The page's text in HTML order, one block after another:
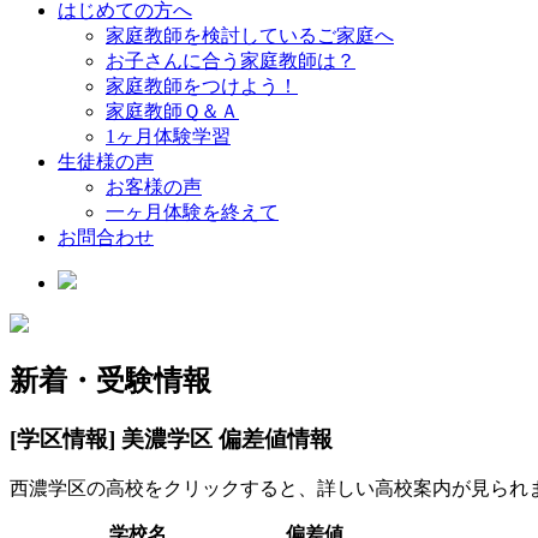
はじめての方へ
家庭教師を検討しているご家庭へ
お子さんに合う家庭教師は？
家庭教師をつけよう！
家庭教師Ｑ＆Ａ
1ヶ月体験学習
生徒様の声
お客様の声
一ヶ月体験を終えて
お問合わせ
新着・受験情報
[学区情報] 美濃学区 偏差値情報
西濃学区の高校をクリックすると、詳しい高校案内が見られ